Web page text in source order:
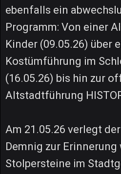
ebenfalls ein
Programm: Von einer
Kinder (09.05.26) über
Kostümführung im
(16.05.26) bis hin zur
Altstadtführung
Am 21.05.26 verlegt
Demnig zur Erinnerung
Stolpersteine im